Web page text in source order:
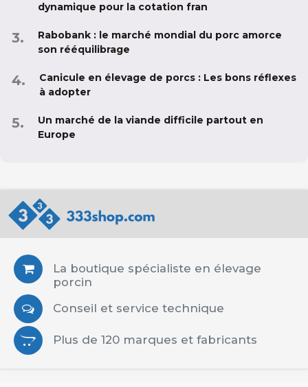
dynamique pour la cotation fran
Rabobank : le marché mondial du porc amorce
son rééquilibrage
Canicule en élevage de porcs : Les bons réflexes
à adopter
Un marché de la viande difficile partout en
Europe
La boutique spécialiste en élevage
porcin
Conseil et service technique
Plus de 120 marques et fabricants